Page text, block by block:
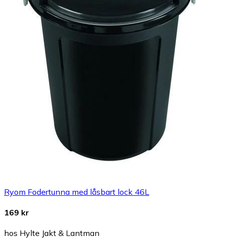
Ryom Fodertunna med låsbart lock 46L
169 kr
hos Hylte Jakt & Lantman